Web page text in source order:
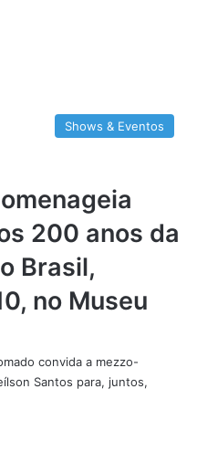
Shows & Eventos
200 anos da
Brasil,
no Museu
convida a mezzo-
Santos para, juntos,